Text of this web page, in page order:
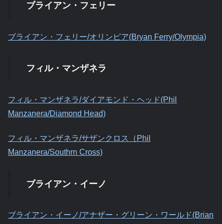
ブライアン・フェリー
ブライアン・フェリー/オリンピア(Bryan Ferry/Olympia)
フィル・マンザネラ
フィル・マンザネラ/ダイアモンド・ヘッド(Phil
Manzanera/Diamond Head)
フィル・マンザネラ/サザンクロス（Phil
Manzanera/Southrn Cross)
ブライアン・イーノ
ブライアン・イーノ/アナザー・グリーン・ワールド(Brian